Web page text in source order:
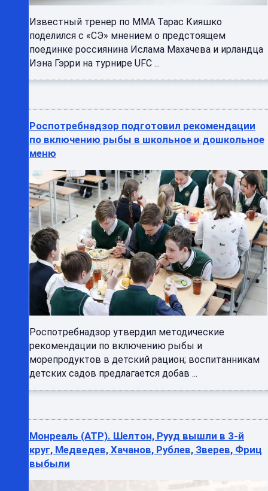
Известный тренер по ММА Тарас Кияшко
поделился с «СЭ» мнением о предстоящем
поединке россиянина Ислама Махачева и ирландца
Иэна Гэрри на турнире UFC ...
Роспотребнадзор подготовил рекомендации
по включению рыбы в школьное и дошкольное
меню
Роспотребнадзор утвердил методические
рекомендации по включению рыбы и
морепродуктов в детский рацион; воспитанникам
детских садов предлагается добав ...
Монреаль (ATP). Шелтон, Рууд вышли в 3-й
круг, Медведев, Хачанов, Рублев, Зверев, Фриц
выбыли